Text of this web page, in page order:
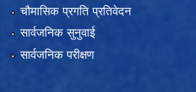
चौमासिक प्रगति प्रतिवेदन
सार्वजनिक सुनुवाई
सार्वजनिक परीक्षण